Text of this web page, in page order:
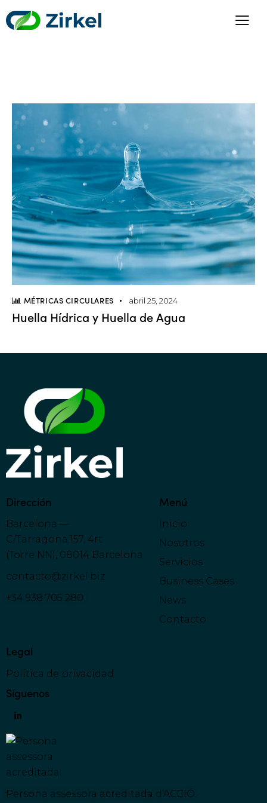
MÉTRICAS CIRCULARES abril 25, 2024
Huella Hídrica y Huella de Agua
Dirección
Barcelona —
C/Tarragona,157, 4rt
(Torre NN), 08014 Barcelona
contacto@zirkel.biz
+34 938 705 280
Menú
Inicio
Nosotros
Servicios
Business Cases
News
Contacto
Legal
Política de privacidad
Síguenos
Persona assessora acreditada d’ACCIÓ.